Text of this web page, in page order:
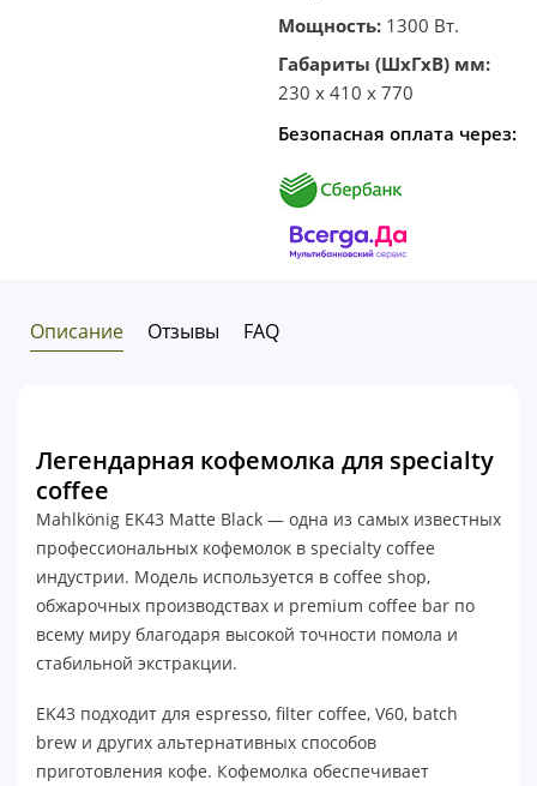
Мощность: 1300 Вт.
Габариты (ШхГхВ) мм:
230 x 410 x 770
Безопасная оплата через:
Описание Отзывы FAQ
Легендарная кофемолка для specialty
coffee
Mahlkönig EK43 Matte Black — одна из самых известных
профессиональных кофемолок в specialty coffee
индустрии. Модель используется в coffee shop,
обжарочных производствах и premium coffee bar по
всему миру благодаря высокой точности помола и
стабильной экстракции.
EK43 подходит для espresso, filter coffee, V60, batch
brew и других альтернативных способов
приготовления кофе. Кофемолка обеспечивает